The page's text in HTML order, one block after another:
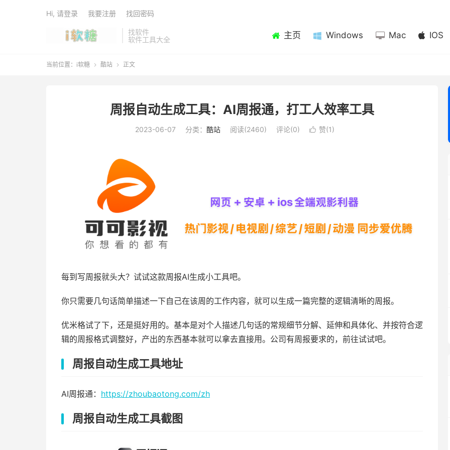
找软件
软件工具大全
主页 Windows Mac IOS
Hi, 请登录 我要注册 找回密码
当前位置： i软糖  酷站  正文
周报自动生成工具：AI周报通，打工人效率工具
2023-06-07 分类： 酷站 阅读(2460) 评论(0)  赞(1)
每到写周报就头大？试试这款周报AI生成小工具吧。
你只需要几句话简单描述一下自己在该周的工作内容，就可以生成一篇完整的逻辑清晰的周报。
优米格试了下，还是挺好用的。基本是对个人描述几句话的常规细节分解、延伸和具体化、并按符合逻
辑的周报格式调整好，产出的东西基本就可以拿去直接用。公司有周报要求的，前往试试吧。
周报自动生成工具地址
AI周报通： https://zhoubaotong.com/zh
周报自动生成工具截图